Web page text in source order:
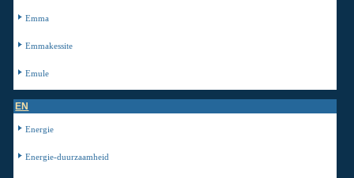
Emma
Emmakessite
Emule
EN
Energie
Energie-duurzaamheid